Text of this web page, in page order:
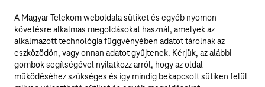
Legyél a Hello Biznisz közösség tagja!
A Magyar Telekom weboldala sütiket és egyéb nyomon
követésre alkalmas megoldásokat használ, amelyek az
alkalmazott technológia függvényében adatot tárolnak az
eszközödön, vagy onnan adatot gyűjtenek. Kérjük, az alábbi
gombok segítségével nyilatkozz arról, hogy az oldal
működéséhez szükséges és így mindig bekapcsolt sütiken felül